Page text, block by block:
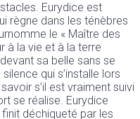
Eurydice est
règne dans les ténèbres
le « Maître des
à la vie et à la terre
sa belle sans se
qui s’installe lors
s’il est vraiment suivi
se réalise. Eurydice
déchiqueté par les